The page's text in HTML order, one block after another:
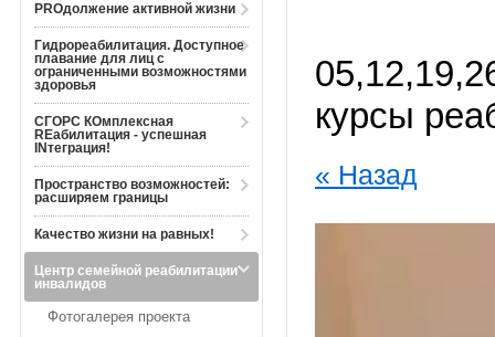
PROдолжение активной жизни
Гидрореабилитация. Доступное
плавание для лиц с
ограниченными возможностями
здоровья
СГОРС КОмплексная
REабилитация - успешная
INтеграция!
Пространство возможностей:
расширяем границы
Качество жизни на равных!
Центр семейной реабилитации
инвалидов
Фотогалерея проекта
курсы
« Назад